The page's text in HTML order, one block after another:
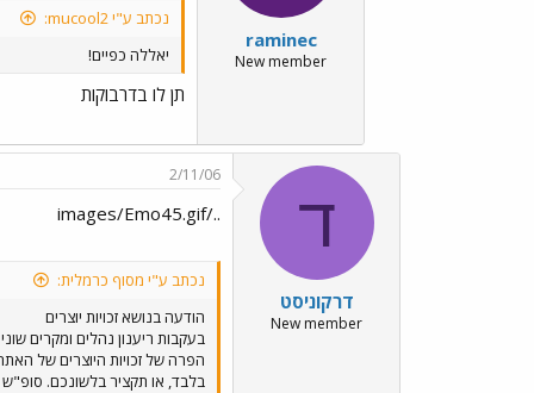
raminec
New member
נכתב ע"י mucool2:
יאללה כפיים!
תן לו בדרבוקות
ד
דרקוניסט
New member
2/11/06
../images/Emo45.gif
נכתב ע"י מסוף כרמלית:
הודעה בנושא זכויות יוצרים
בעקבות ריענון נהלים ומקרים
הפרה של זכויות היוצרים של
בלבד, או תקציר בלשונכם. סופ"ש